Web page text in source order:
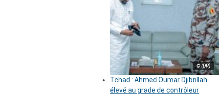
© (DR)
Tchad : Ahmed Oumar Djibrillah
élevé au grade de contrôleur